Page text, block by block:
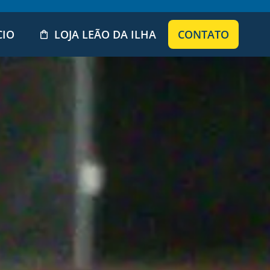
LOJA LEÃO DA ILHA CONTATO